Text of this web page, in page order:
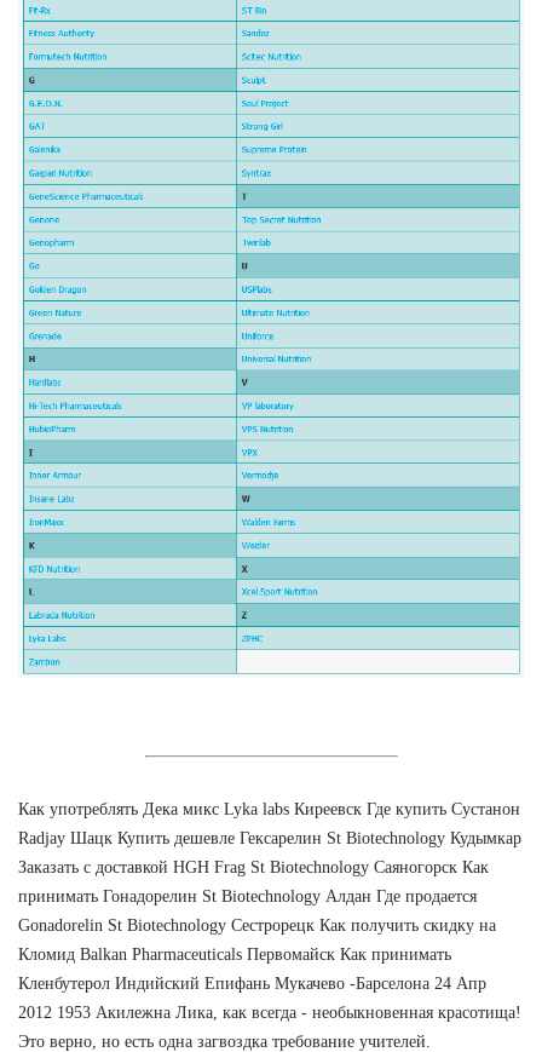
Как употреблять Дека микс Lyka labs Киреевск Где купить Сустанон
Radjay Шацк Купить дешевле Гексарелин St Biotechnology Кудымкар
Заказать с доставкой HGH Frag St Biotechnology Саяногорск Как
принимать Гонадорелин St Biotechnology Алдан Где продается
Gonadorelin St Biotechnology Сестрорецк Как получить скидку на
Кломид Balkan Pharmaceuticals Первомайск Как принимать
Кленбутерол Индийский Епифань Мукачево -Барселона 24 Апр
2012 1953 Акилежна Лика, как всегда - необыкновенная красотища!
Это верно, но есть одна загвоздка требование учителей.